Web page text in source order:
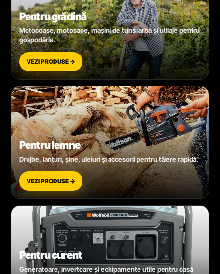
Pentru grădină
Motocoase, motosape, mașini de tuns iarba și utilaje pentru
gospodărie.
VEZI PRODUSE →
Pentru lemne
Drujbe, lanțuri, șine, uleiuri și accesorii pentru tăiere rapidă.
VEZI PRODUSE →
Pentru curent
Generatoare, invertoare și echipamente utile pentru casă